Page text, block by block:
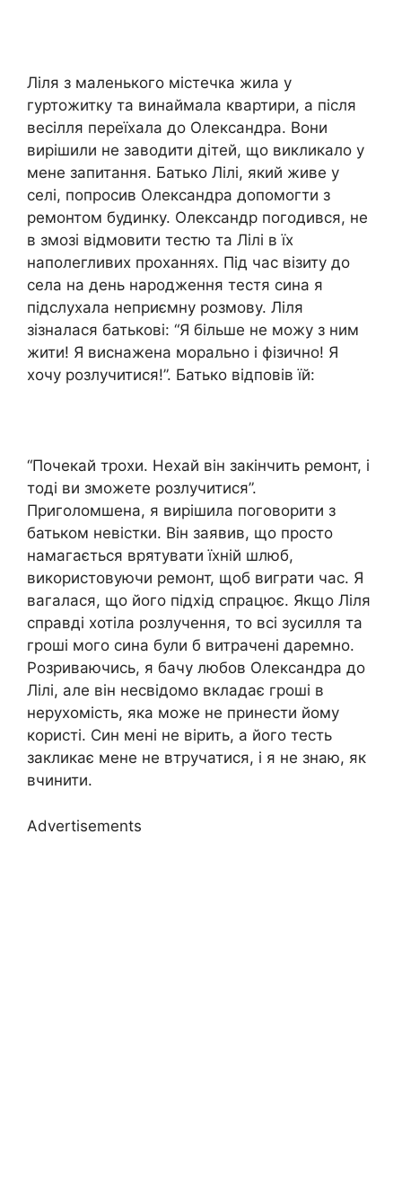
Ліля з маленького містечка жила у
гуртожитку та винаймала квартири, а після
весілля переїхала до Олександра. Вони
вирішили не заводити дітей, що викликало у
мене запитання. Батько Лілі, який живе у
селі, попросив Олександра допомогти з
ремонтом будинку. Олександр погодився, не
в змозі відмовити тестю та Лілі в їх
наполегливих проханнях. Під час візиту до
села на день народження тестя сина я
підслухала неприємну розмову. Ліля
зізналася батькові: “Я більше не можу з ним
жити! Я виснажена морально і фізично! Я
хочу розлучитися!”. Батько відповів їй:
“Почекай трохи. Нехай він закінчить ремонт, і
тоді ви зможете розлучитися”.
Приголомшена, я вирішила поговорити з
батьком невістки. Він заявив, що просто
намагається врятувати їхній шлюб,
використовуючи ремонт, щоб виграти час. Я
вагалася, що його підхід спрацює. Якщо Ліля
справді хотіла розлучення, то всі зусилля та
гроші мого сина були б витрачені даремно.
Розриваючись, я бачу любов Олександра до
Лілі, але він несвідомо вкладає гроші в
нерухомість, яка може не принести йому
користі. Син мені не вірить, а його тесть
закликає мене не втручатися, і я не знаю, як
вчинити.
Advertisements